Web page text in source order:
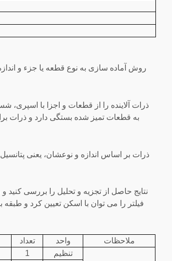
روش آماده سازی به نوع قطعه یا جزء و
ذرات آلاینده را از قطعات و اجزا با
به قطعات تمیز شده بستگی دارد و ذرات
ذرات بر اساس اندازه و نوعشان، یعنی
نتایج حاصل از تجزیه و تحلیل را بررسی کنید
فیلتر را می توان با اسکن تعیین کرد و
تعداد واحد
ملاحظات
1 تنظیم